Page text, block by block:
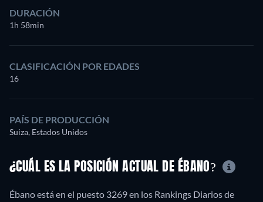
DURACIÓN
1h 58min
CLASIFICACIÓN POR EDADES
16
PAÍS DE PRODUCCIÓN
Suiza, Estados Unidos
¿CUÁL ES LA POSICIÓN ACTUAL DE ÉBANO?
Ébano está en el puesto 3269 en los Rankings Diarios de